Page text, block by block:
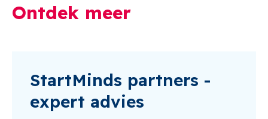
Ontdek meer
StartMinds partners -
expert advies